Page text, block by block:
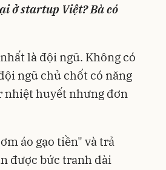
ở startup Việt? Bà có
là đội ngũ. Không có
ngũ chủ chốt có năng
nhiệt huyết nhưng đơn
áo gạo tiền" và trả
được bức tranh dài